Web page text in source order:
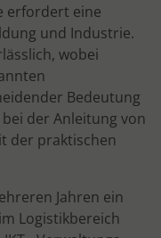
erfordert eine
und Industrie.
wobei
Bedeutung
der Anleitung von
der praktischen
Jahren ein
Logistikbereich